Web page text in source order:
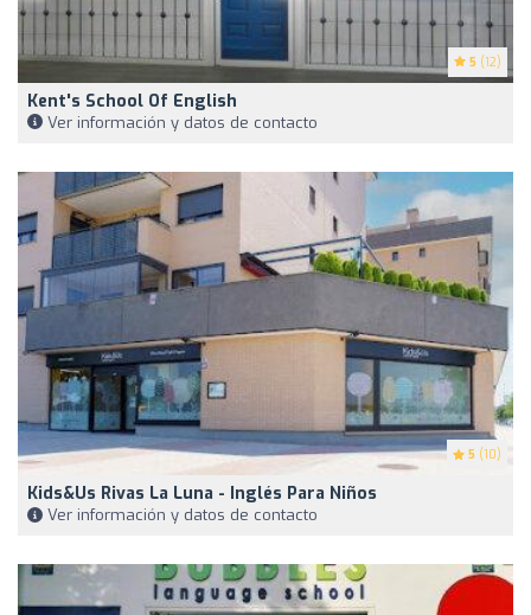
5 (12)
Kent's School Of English
Ver información y datos de contacto
5 (10)
Kids&Us Rivas La Luna - Inglés Para Niños
Ver información y datos de contacto